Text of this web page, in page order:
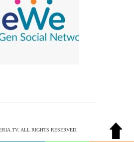
ALL RIGHTS RESERVED.